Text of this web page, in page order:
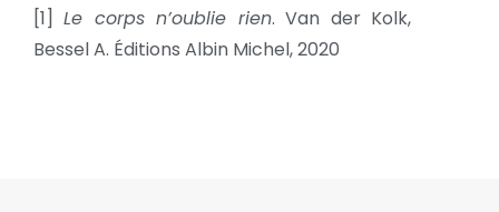
[1]Le corps n’oublie rien. Van der Kolk,
Bessel A. Éditions Albin Michel, 2020